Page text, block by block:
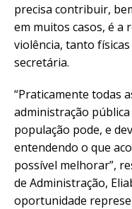
precisa contribuir,
em muitos casos, é a
violência, tanto
secretária.
“Praticamente todas
administração
população pode, e
entendendo o que
possível melhorar”,
de Administração,
oportunidade